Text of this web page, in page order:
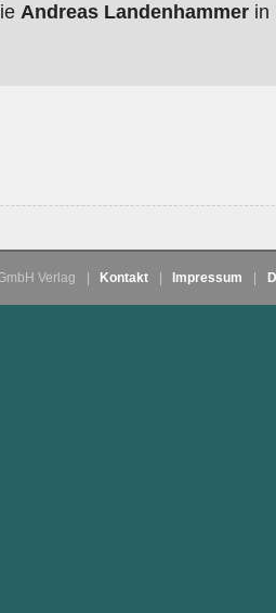
Andreas Landenhammerin
Verlag Kontakt Impressum